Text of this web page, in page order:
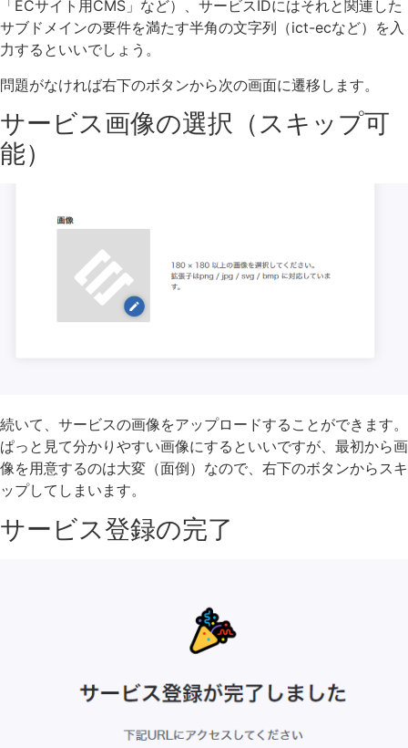
「ECサイト用CMS」など）、サービスIDにはそれと関連した
サブドメインの要件を満たす半角の文字列（ict-ecなど）を入
力するといいでしょう。
問題がなければ右下のボタンから次の画面に遷移します。
サービス画像の選択（スキップ可
能）
続いて、サービスの画像をアップロードすることができます。
ぱっと見て分かりやすい画像にするといいですが、最初から画
像を用意するのは大変（面倒）なので、右下のボタンからスキ
ップしてしまいます。
サービス登録の完了